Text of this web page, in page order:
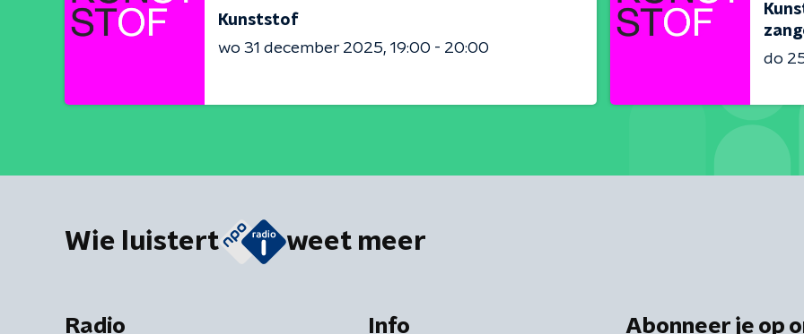
Kunststof
wo 31 december 2025 19:00 - 20:00
do
Wie luistert weet meer
Radio Info Abonneer je op